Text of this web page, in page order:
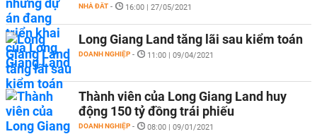
NHÀ ĐẤT - 16:00 | 27/05/2021
Long Giang Land tăng lãi sau kiểm toán
DOANH NGHIỆP - 11:00 | 09/04/2021
Thành viên của Long Giang Land huy
động 150 tỷ đồng trái phiếu
DOANH NGHIỆP - 08:00 | 09/01/2021